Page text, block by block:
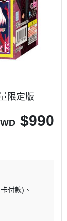
限定版
$990
付款)